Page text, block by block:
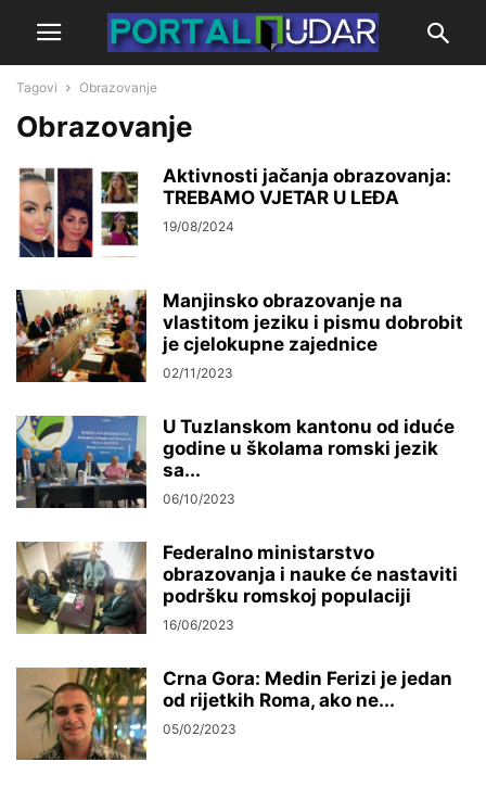
Tagovi Obrazovanje
Obrazovanje
Aktivnosti jačanja obrazovanja:
TREBAMO VJETAR U LEĐA
19/08/2024
Manjinsko obrazovanje na
vlastitom jeziku i pismu dobrobit
je cjelokupne zajednice
02/11/2023
U Tuzlanskom kantonu od iduće
godine u školama romski jezik
sa...
06/10/2023
Federalno ministarstvo
obrazovanja i nauke će nastaviti
podršku romskoj populaciji
16/06/2023
Crna Gora: Medin Ferizi je jedan
od rijetkih Roma, ako ne...
05/02/2023